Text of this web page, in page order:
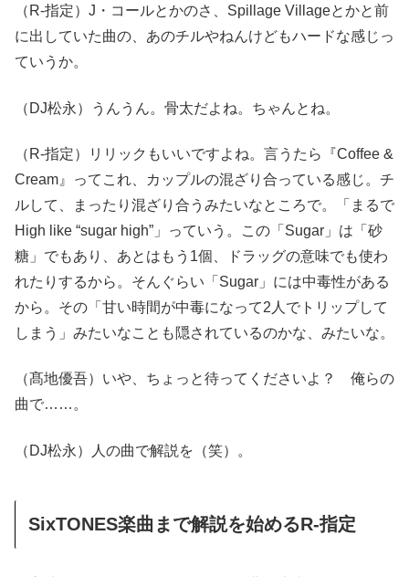
（R-指定）J・コールとかのさ、Spillage Villageとかと前
に出していた曲の、あのチルやねんけどもハードな感じっ
ていうか。
（DJ松永）うんうん。骨太だよね。ちゃんとね。
（R-指定）リリックもいいですよね。言うたら『Coffee &
Cream』ってこれ、カップルの混ざり合っている感じ。チ
ルして、まったり混ざり合うみたいなところで。「まるで
High like “sugar high”」っていう。この「Sugar」は「砂
糖」でもあり、あとはもう1個、ドラッグの意味でも使わ
れたりするから。そんぐらい「Sugar」には中毒性がある
から。その「甘い時間が中毒になって2人でトリップして
しまう」みたいなことも隠されているのかな、みたいな。
（髙地優吾）いや、ちょっと待ってくださいよ？ 俺らの
曲で……。
（DJ松永）人の曲で解説を（笑）。
SixTONES楽曲まで解説を始めるR-指定